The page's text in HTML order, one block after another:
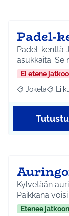
Padel-
Padel-kenttä
Ei etene
Rajaa tulokset
Jokela
Tutustu
Kylvetään
Paikkana
Etenee jatkoon